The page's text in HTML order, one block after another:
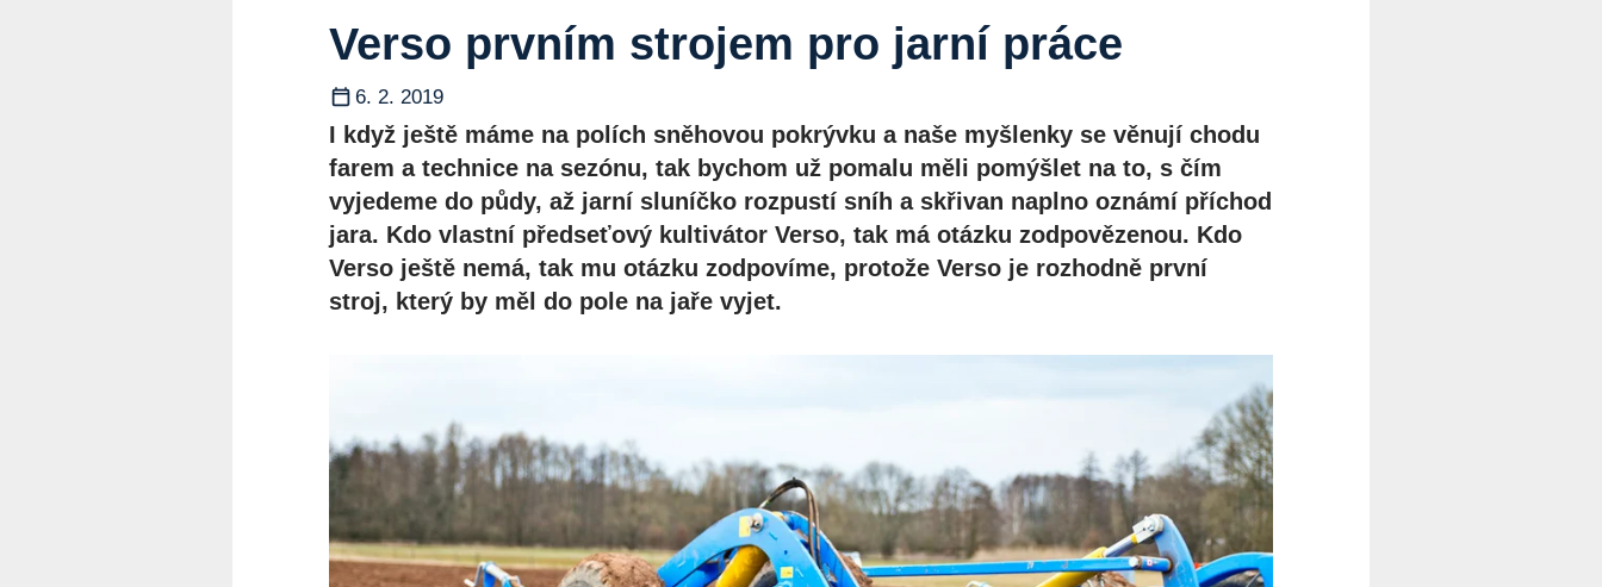
Verso prvním strojem pro jarní práce
6. 2. 2019
I když ještě máme na polích sněhovou pokrývku a naše myšlenky se věnují chodu
farem a technice na sezónu, tak bychom už pomalu měli pomýšlet na to, s čím
vyjedeme do půdy, až jarní sluníčko rozpustí sníh a skřivan naplno oznámí příchod
jara. Kdo vlastní předseťový kultivátor Verso, tak má otázku zodpovězenou. Kdo
Verso ještě nemá, tak mu otázku zodpovíme, protože Verso je rozhodně první
stroj, který by měl do pole na jaře vyjet.